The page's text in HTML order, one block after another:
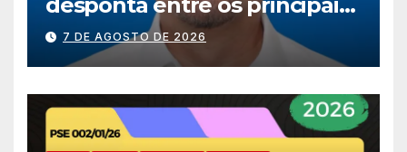
nomes do União Brasil para
deputado estadual
7 DE AGOSTO DE 2026